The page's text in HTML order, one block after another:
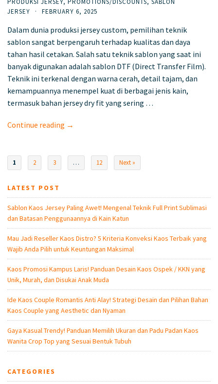
JERSEY
· FEBRUARY 6, 2025
Dalam dunia produksi jersey custom, pemilihan teknik
sablon sangat berpengaruh terhadap kualitas dan daya
tahan hasil cetakan. Salah satu teknik sablon yang saat ini
banyak digunakan adalah sablon DTF (Direct Transfer Film).
Teknik ini terkenal dengan warna cerah, detail tajam, dan
kemampuannya menempel kuat di berbagai jenis kain,
termasuk bahan jersey dry fit yang sering …
Continue reading →
1 2 3 … 12 Next »
LATEST POST
Sablon Kaos Jersey Paling Awet! Mengenal Teknik Full Print Sublimasi
dan Batasan Penggunaannya di Kain Katun
Mau Jadi Reseller Kaos Distro? 5 Kriteria Konveksi Kaos Terbaik yang
Wajib Anda Pilih untuk Keuntungan Maksimal
Kaos Promosi Kampus Laris! Panduan Desain Kaos Ospek / KKN yang
Unik, Murah, dan Disukai Anak Muda
Ide Kaos Couple Romantis Anti Alay! Strategi Desain dan Pilihan Bahan
Kaos Couple yang Aesthetic dan Nyaman
Gaya Kasual Trendy! Panduan Memilih Ukuran dan Padu Padan Kaos
Wanita Crop Top yang Sesuai Bentuk Tubuh
CATEGORIES